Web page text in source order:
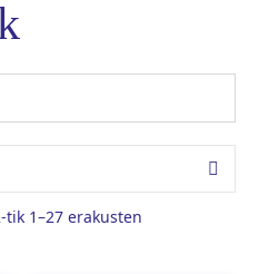
1–27 erakusten